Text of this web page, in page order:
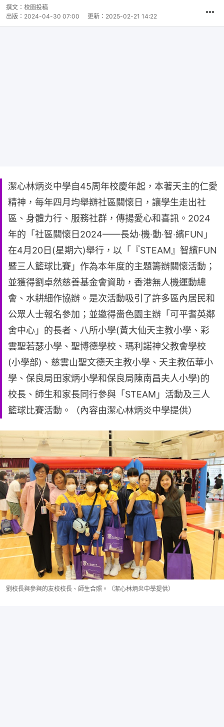
撰文： 校園投稿
出版： 2024-04-30 07:00 更新： 2025-02-21 14:22
潔心林炳炎中學自45周年校慶年起，本著天主的仁愛
精神，每年四月均舉辧社區關懷日，讓學生走出社
區、身體力行、服務社群，傳揚愛心和喜訊。2024
年的「社區關懷日2024——長幼‧機‧動‧智‧繽FUN」
在4月20日(星期六)舉行，以「『STEAM』智繽FUN
暨三人籃球比賽」作為本年度的主題籌辦關懷活動；
並獲得劉卓然慈善基金會資助，香港無人機運動總
會、水耕細作協辦。是次活動吸引了許多區內居民和
公眾人士報名參加；並邀得嗇色園主辦「可平耆英鄰
舍中心」的長者、八所小學(黃大仙天主教小學、彩
雲聖若瑟小學、聖博德學校、瑪利諾神父教會學校
(小學部)、慈雲山聖文德天主教小學、天主教伍華小
學、保良局田家炳小學和保良局陳南昌夫人小學)的
校長、師生和家長同行參與「STEAM」活動及三人
籃球比賽活動。（內容由潔心林炳炎中學提供）
劉校長與參與的友校校長、師生合照。（潔心林炳炎中學提供）